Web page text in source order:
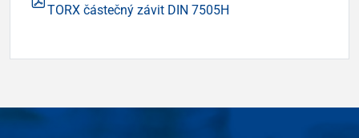
TORX částečný závit DIN 7505H